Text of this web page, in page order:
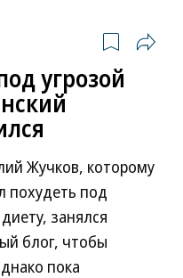
угрозой
Жучков, которому
похудеть под
занялся
блог, чтобы
пока